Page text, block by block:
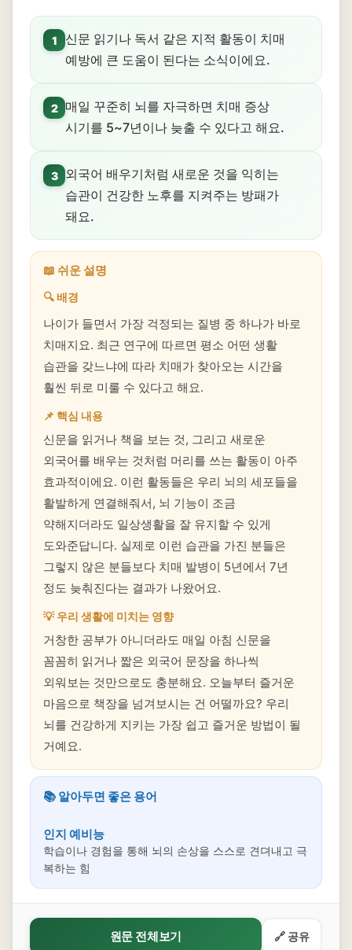
1
신문 읽기나 독서 같은 지적 활동이 치매
예방에 큰 도움이 된다는 소식이에요.
2
매일 꾸준히 뇌를 자극하면 치매 증상
시기를 5~7년이나 늦출 수 있다고 해요.
3
외국어 배우기처럼 새로운 것을 익히는
습관이 건강한 노후를 지켜주는 방패가
돼요.
📖 쉬운 설명
🔍 배경
나이가 들면서 가장 걱정되는 질병 중 하나가 바로
치매지요. 최근 연구에 따르면 평소 어떤 생활
습관을 갖느냐에 따라 치매가 찾아오는 시간을
훨씬 뒤로 미룰 수 있다고 해요.
📌 핵심 내용
신문을 읽거나 책을 보는 것, 그리고 새로운
외국어를 배우는 것처럼 머리를 쓰는 활동이 아주
효과적이에요. 이런 활동들은 우리 뇌의 세포들을
활발하게 연결해줘서, 뇌 기능이 조금
약해지더라도 일상생활을 잘 유지할 수 있게
도와준답니다. 실제로 이런 습관을 가진 분들은
그렇지 않은 분들보다 치매 발병이 5년에서 7년
정도 늦춰진다는 결과가 나왔어요.
💡 우리 생활에 미치는 영향
거창한 공부가 아니더라도 매일 아침 신문을
꼼꼼히 읽거나 짧은 외국어 문장을 하나씩
외워보는 것만으로도 충분해요. 오늘부터 즐거운
마음으로 책장을 넘겨보시는 건 어떨까요? 우리
뇌를 건강하게 지키는 가장 쉽고 즐거운 방법이 될
거예요.
📚 알아두면 좋은 용어
인지 예비능
학습이나 경험을 통해 뇌의 손상을 스스로 견뎌내고 극
복하는 힘
원문 전체보기 🔗 공유